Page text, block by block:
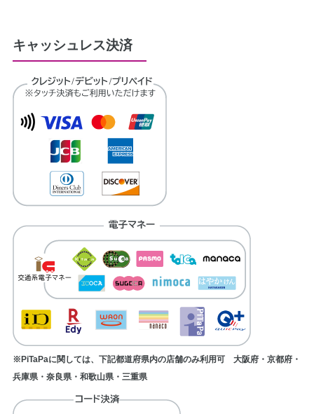
キャッシュレス決済
※PiTaPaに関しては、下記都道府県内の店舗のみ利用可 大阪府・京都府・
兵庫県・奈良県・和歌山県・三重県